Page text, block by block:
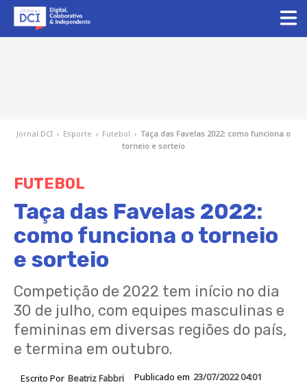
Jornal DCI › Esporte › Futebol › Taça das Favelas 2022: como funciona o
torneio e sorteio
FUTEBOL
Taça das Favelas 2022:
como funciona o torneio
e sorteio
Competição de 2022 tem início no dia
30 de julho, com equipes masculinas e
femininas em diversas regiões do país,
e termina em outubro.
Escrito Por Beatriz Fabbri Publicado em 23/07/2022 04:01